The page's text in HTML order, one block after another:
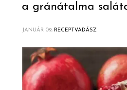
a gránátalma
JANUÁR 09, RECEPTVADÁSZ